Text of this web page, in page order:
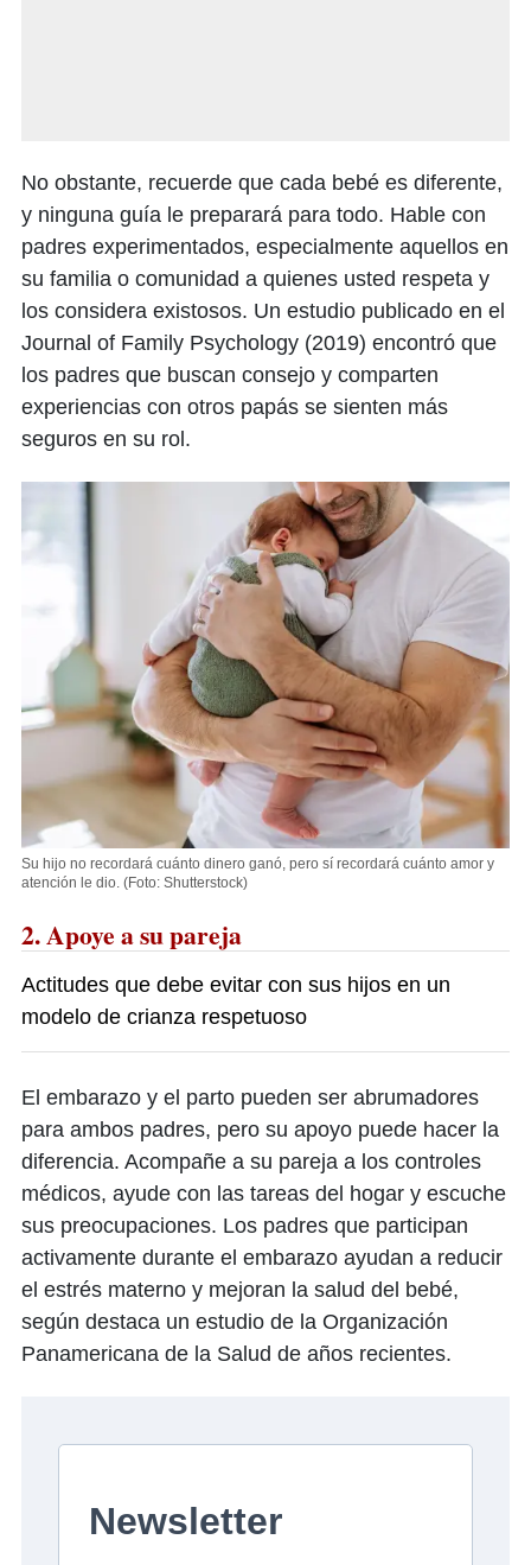
No obstante, recuerde que cada bebé es diferente,
y ninguna guía le preparará para todo. Hable con
padres experimentados, especialmente aquellos en
su familia o comunidad a quienes usted respeta y
los considera existosos. Un estudio publicado en el
Journal of Family Psychology (2019) encontró que
los padres que buscan consejo y comparten
experiencias con otros papás se sienten más
seguros en su rol.
Su hijo no recordará cuánto dinero ganó, pero sí recordará cuánto amor y
atención le dio. (Foto: Shutterstock)
2. Apoye a su pareja
Actitudes que debe evitar con sus hijos en un
modelo de crianza respetuoso
El embarazo y el parto pueden ser abrumadores
para ambos padres, pero su apoyo puede hacer la
diferencia. Acompañe a su pareja a los controles
médicos, ayude con las tareas del hogar y escuche
sus preocupaciones. Los padres que participan
activamente durante el embarazo ayudan a reducir
el estrés materno y mejoran la salud del bebé,
según destaca un estudio de la Organización
Panamericana de la Salud de años recientes.